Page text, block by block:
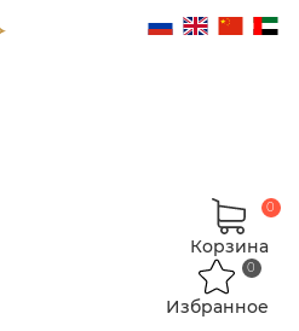
Корзина
0
Избранное
0